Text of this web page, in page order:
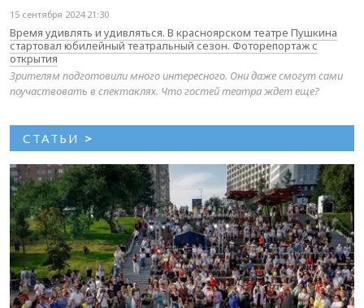
15 сентября 2024 21:30
Время удивлять и удивляться. В красноярском театре Пушкина
стартовал юбилейный театральный сезон. Фоторепортаж с
открытия
Зрителям подготовили много интересного. Они даже смогут сами
поучаствовать в спектаклях. Что гостей театра ждет еще?
СТАТЬИ >